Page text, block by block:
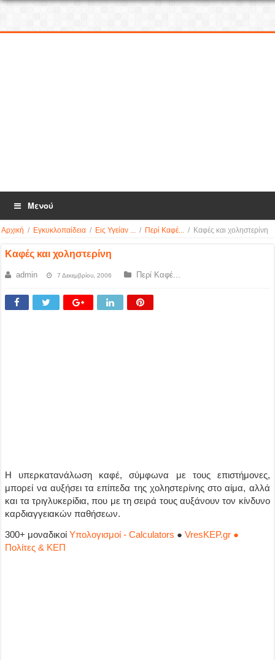
Μενού
Αρχική / Εγκυκλοπαίδεια / Εις Υγείαν ... / Περί Καφέ... / Καφές και χοληστερίνη
Καφές και χοληστερίνη
admin 7 Δεκεμβρίου, 2006 Περί Καφέ...
Η υπερκατανάλωση καφέ, σύμφωνα με τους επιστήμονες,
μπορεί να αυξήσει τα επίπεδα της χοληστερίνης στο αίμα, αλλά
και τα τριγλυκερίδια, που με τη σειρά τους αυξάνουν τον κίνδυνο
καρδιαγγειακών παθήσεων.
300+ μοναδικοίΥπολογισμοί - Calculators ●VresKEP.gr ●
Πολίτες & ΚΕΠ